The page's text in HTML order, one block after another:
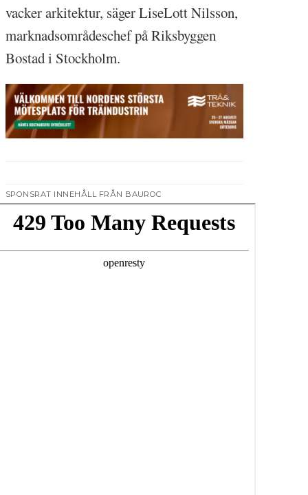
vacker arkitektur, säger LiseLott Nilsson,
marknadsområdeschef på Riksbyggen
Bostad i Stockholm.
SPONSRAT INNEHÅLL FRÅN BAUROC